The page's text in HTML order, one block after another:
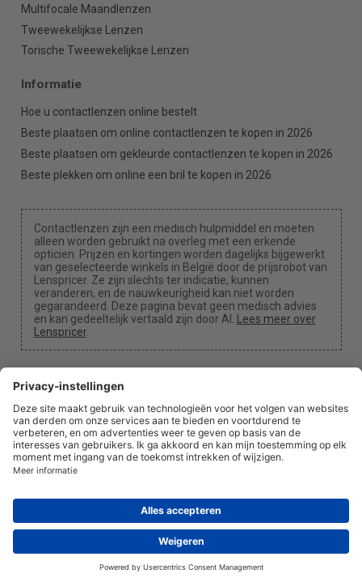
Multifocale Maandlenzen
Tweewekelijkse Lenzen
Torische Tweewekelijkse Lenzen
Informatie
Hoe u contactlenzen online bestelt
Beste plaatsen om online contactlenzen te kopen in 2026
Beste plaatsen om gekleurde contactlenzen te kopen in 2026
Beste plekken om online een bril te kopen in 2026
Contactlenzen zijn een medisch hulpmiddel en moeten
alleen worden gebruikt na overleg met een erkende
opticien. Prijzen en kortingen worden dagelijks bijgewerkt
van geselecteerde winkels in België door de prijsrobot van
Lenspricer. Ze zijn slechts ter indicatie, kunnen
veranderen, en de nauwkeurigheid kan niet worden
gegarandeerd. Deze pagina bevat geen medisch advies
en kan gedeeltelijk vertaald zijn door AI. Lees meer over
Lenspricer.
Cookie-instellingen
We kunnen een commissie ontvangen als je een van
Over onsNieuwsInformatiePrivacybeleidJuridisch
info@lenspricer.be
DK44428156